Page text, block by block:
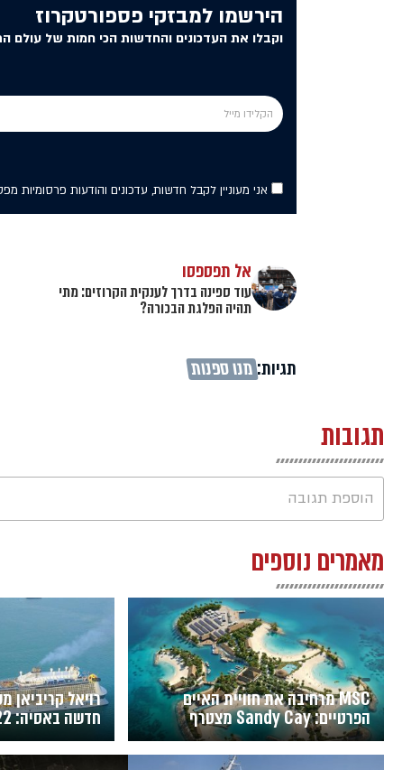
הירשמו למבזקי פספורטקרוז
וקבלו את העדכונים והחדשות הכי חמות של עולם
אני מעוניין לקבל חדשות, עדכונים והודעות פרסומיות
אל תפספסו
עוד ספינה בדרך לענקית הקרוזים: מתי
תהיה הפלגת הבכורה?
תגיות:מנו ספנות
תגובות
הוספת תגובה
מאמרים נוספים
MSC מרחיבה את חוויית האיים
הפרטיים: Sandy Cay מצטרף
למהפכת הנופש בבהאמה
רויאל קריביאן
וקוריאה